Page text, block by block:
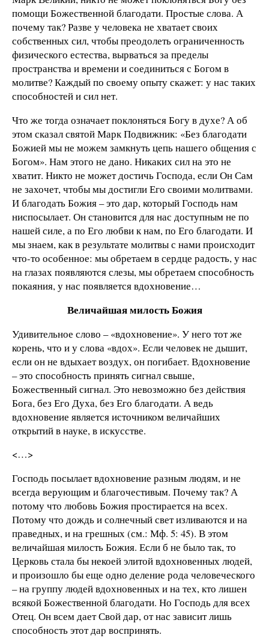
помощи Божественной благодати. Простые слова. А
почему так? Разве у человека не хватает своих
собственных сил, чтобы преодолеть ограниченность
физического естества, вырваться за пределы
пространства и времени и соединиться с Богом в
молитве? Каждый по своему опыту скажет: у нас таких
способностей и сил нет.
Что же тогда означает поклоняться Богу в духе? А об
этом сказал святой Марк Подвижник: «Без благодати
Божией мы не можем замкнуть цепь нашего общения с
Богом». Нам этого не дано. Никаких сил на это не
хватит. Никто не может достичь Господа, если Он Сам
не захочет, чтобы мы достигли Его своими молитвами.
И благодать Божия – это дар, который Господь нам
ниспосылает. Он становится для нас доступным не по
нашей силе, а по Его любви к нам, по Его благодати. И
мы знаем, как в результате молитвы с нами происходит
что-то особенное: мы обретаем в сердце радость, у нас
на глазах появляются слезы, мы обретаем способность
покаяния, у нас появляется вдохновение…
Величайшая милость Божия
Удивительное слово – «вдохновение». У него тот же
корень, что и у слова «вдох». Если человек не дышит,
если он не вдыхает воздух, он погибает. Вдохновение
– это способность принять сигнал свыше,
Божественный сигнал. Это невозможно без действия
Бога, без Его Духа, без Его благодати. А ведь
вдохновение является источником величайших
открытий в науке, в искусстве.
<…>
Господь посылает вдохновение разным людям, и не
всегда верующим и благочестивым. Почему так? А
потому что любовь Божия простирается на всех.
Потому что дождь и солнечный свет изливаются и на
праведных, и на грешных (см.: Мф. 5: 45). В этом
величайшая милость Божия. Если б не было так, то
Церковь стала бы некоей элитой вдохновенных людей,
и произошло бы еще одно деление рода человеческого
– на группу людей вдохновенных и на тех, кто лишен
всякой Божественной благодати. Но Господь для всех
Отец. Он всем дает Свой дар, от нас зависит лишь
способность этот дар воспринять.